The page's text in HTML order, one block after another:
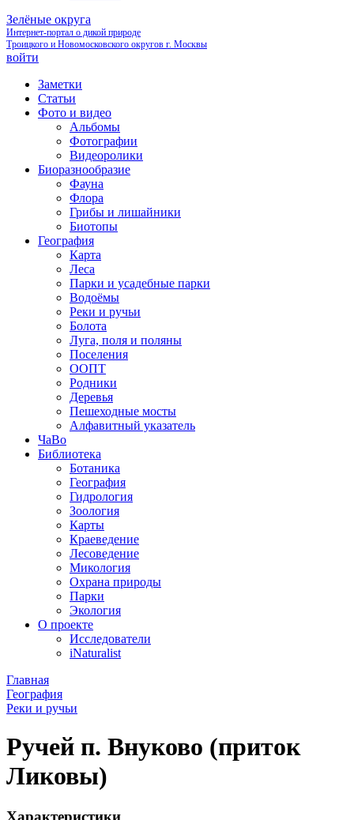
Зелёные округа
Интернет-портал о дикой природе
Троицкого и Новомосковского округов г. Москвы
войти
Заметки
Статьи
Фото и видео
Альбомы
Фотографии
Видеоролики
Биоразнообразие
Фауна
Флора
Грибы и лишайники
Биотопы
География
Карта
Леса
Парки и усадебные парки
Водоёмы
Реки и ручьи
Болота
Луга, поля и поляны
Поселения
ООПТ
Родники
Деревья
Пешеходные мосты
Алфавитный указатель
ЧаВо
Библиотека
Ботаника
География
Гидрология
Зоология
Карты
Краеведение
Лесоведение
Микология
Охрана природы
Парки
Экология
О проекте
Исследователи
iNaturalist
Главная
География
Реки и ручьи
Ручей п. Внуково (приток
Ликовы)
Характеристики